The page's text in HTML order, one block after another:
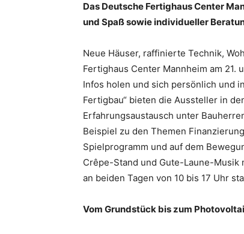
Das Deutsche Fertighaus Center
und Spaß sowie individueller
Neue Häuser, raffinierte Technik,
Fertighaus Center Mannheim am
Infos holen und sich persönlich und
Fertigbau“ bieten die Aussteller in
Erfahrungsaustausch unter
Beispiel zu den Themen
Spielprogramm und auf dem
Crêpe-Stand und Gute-Laune-Musik
an beiden Tagen von 10 bis 17 Uhr
Vom Grundstück bis zum